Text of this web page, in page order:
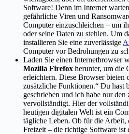
Software! Denn im Internet
gefährliche Viren und
Computer einzuschleichen – um
oder seine Daten zu stehlen. Um
installieren Sie eine zuverlässige
Computer vor Bedrohungen zu
Laden Sie einen Internetbrowser
Mozilla Firefox herunter, um die
erleichtern. Diese Browser bieten
zusätzliche Funktionen.“ Du hast
geschrieben und ich habe nur den
vervollständigt. Hier der
heutigen digitalen Welt ist ein
tägliche Leben. Ob für die Arbeit,
Freizeit – die richtige Software ist